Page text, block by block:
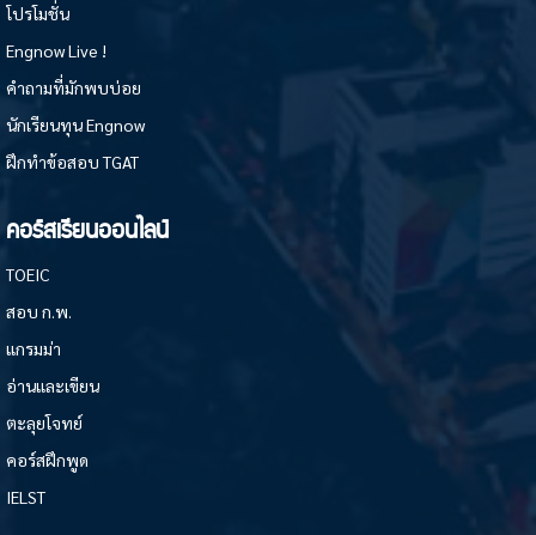
โปรโมชั่น
Engnow Live !
คำถามที่มักพบบ่อย
นักเรียนทุน Engnow
ฝึกทำข้อสอบ TGAT
คอร์สเรียนออนไลน์
TOEIC
สอบ ก.พ.
แกรมม่า
อ่านและเขียน
ตะลุยโจทย์
คอร์สฝึกพูด
IELST